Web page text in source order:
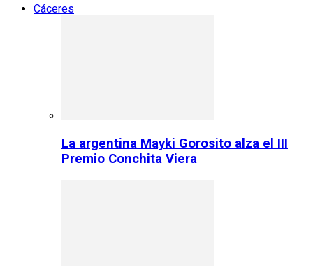
Cáceres
La argentina Mayki Gorosito alza el III
Premio Conchita Viera